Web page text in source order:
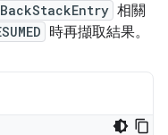
相關
時再擷取結果。